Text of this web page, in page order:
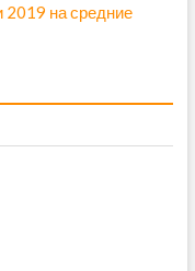
на средние